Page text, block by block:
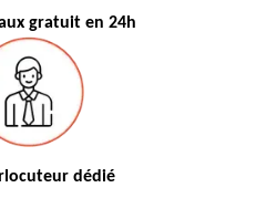
gratuit en 24h
dédié